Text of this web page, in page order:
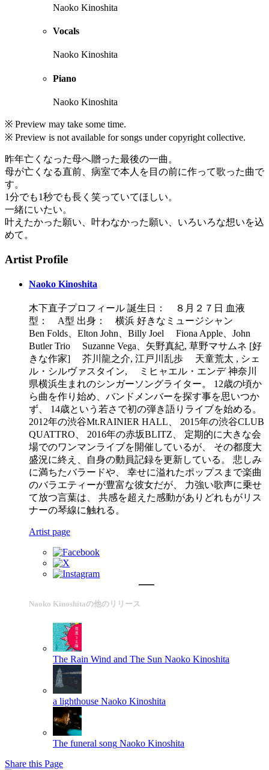
Naoko Kinoshita
Vocals
Naoko Kinoshita
Piano
Naoko Kinoshita
※ Preview may take some time.
※ Preview is not available for songs under copyright collective.
昨年亡くなった母へ贈った最後の一曲。
母が亡くなる直前、病室で本人を目の前に作って歌った曲で
す。
1分でも1秒でも長く笑っていてほしい。
一緒にいたい。
叶えたかった願い、叶わなかった願い、いろいろな想いを込
めて。
Artist Profile
Naoko Kinoshita
木下直子プロフィール 誕生日： ８月２７日 血液
型： A型 出身： 横浜 好きなミュージシャン
Ben Folds、Elton John、Billy Joel Fiona Apple、John
Butler Trio Suzanne Vega、矢野真紀, 草野マサムネ [好
きな作家] 芥川龍之介, 江戸川乱歩 天童荒太 , シェ
ル・シルヴァスタイン, ミヒャエル・エンデ 神奈川
県横浜生まれのシンガーソングライター。 12歳の頃か
ら曲を作り始め、バンドメンバーを探す事を思いつか
ず、 14歳という若さで初の弾き語りライブを始める。
2012年の渋谷Mt.RAINIER HALL、 2015年の渋谷CLUB
QUATTRO、 2016年の赤坂BLITZ、 定期的に大きな会
場でのワンマンライブを開催しているが、 その都度大
盛況に終え、自身の動員記録を更新している。 悲しみ
に満ちたバラードや、 幸せに溢れたポップスまで楽曲
のバラエティーが豊富な彼女だが、 力強い歌声に乗せ
て放つ言葉は、 共感を超えた感動がありどれもがリス
ナーの琴線に触れる。
Artist page
Naoko Kinoshitaの他のリリース
The Rain Wind and The Sun Naoko Kinoshita
a lighthouse Naoko Kinoshita
The funeral song Naoko Kinoshita
Share this Page